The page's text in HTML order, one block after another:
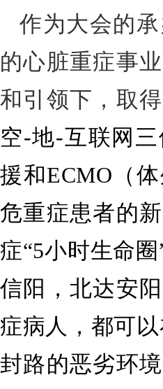
作为大会的
的心脏重症事
和引领下，取
空-地-互联网
援和ECMO（
危重症患者的
症“5小时生命
信阳，北达安
症病人，都可
封路的恶劣环